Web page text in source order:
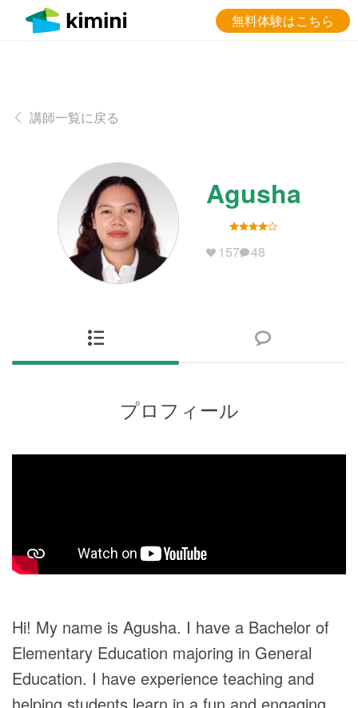
無料体験はこちら
講師一覧に戻る
Agusha
157 48
プロフィール
Hi! My name is Agusha. I have a Bachelor of
Elementary Education majoring in General
Education. I have experience teaching and